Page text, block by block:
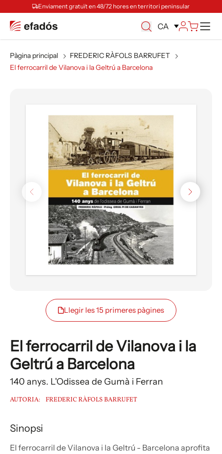
Enviament gratuït en 48/72 hores en territori peninsular
CA
Pàgina principal
FREDERIC RÀFOLS BARRUFET
El ferrocarril de Vilanova i la Geltrú a Barcelona
Llegir les 15 primeres pàgines
El ferrocarril de Vilanova i la
Geltrú a Barcelona
140 anys. L'Odissea de Gumà i Ferran
AUTORIA: FREDERIC RÀFOLS BARRUFET
Sinopsi
El ferrocarril de Vilanova i la Geltrú - Barcelona aprofita